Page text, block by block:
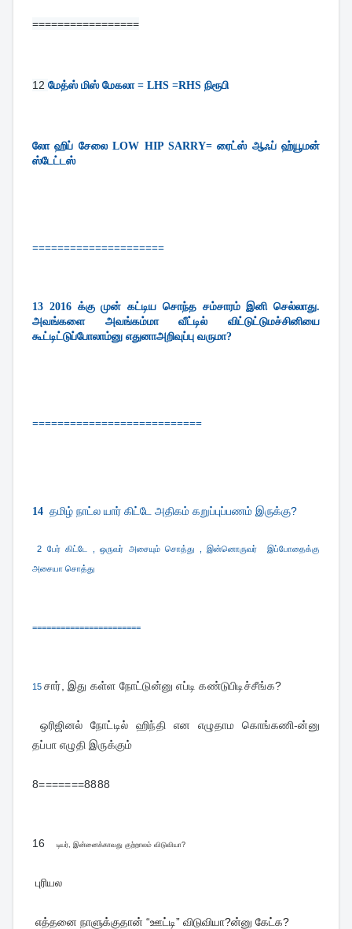
=================
12 மேத்ஸ் மிஸ் மேகலா = LHS =RHS நிரூபி
லோ ஹிப் சேலை LOW HIP SARRY= ரைட்ஸ் ஆஃப் ஹ்யூமன்
ஸ்டேட்டஸ்
=====================
13 2016 க்கு முன் கட்டிய சொந்த சம்சாரம் இனி செல்லாது.
அவங்களை அவங்கம்மா வீட்டில் விட்டுட்டுமச்சினியை
கூட்டிட்டுப்போலாம்னு எதுனாஅறிவுப்பு வருமா?
===========================
14 தமிழ் நாட்ல யார் கிட்டே அதிகம் கறுப்புப்பணம் இருக்கு?
2 பேர் கிட்டே , ஒருவர் அசையும் சொத்து , இன்னொருவர் இப்போதைக்கு
அசையா சொத்து
=======================
15 சார், இது கள்ள நோட்டுன்னு எப்டி கண்டுபிடிச்சீங்க?
தப்பா எழுதி இருக்கும்
8=======8888
16 டியர், இன்னைக்காவது குற்றாலம் விடுவியா?
புரியல
எத்தனை நாளுக்குதான் “ஊட்டி” விடுவியா?ன்னு கேட்க?